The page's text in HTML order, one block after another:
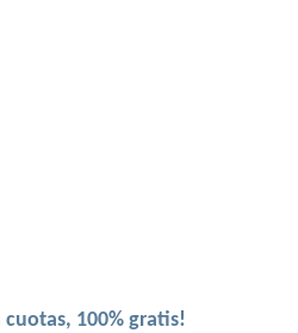
cuotas, 100% gratis!